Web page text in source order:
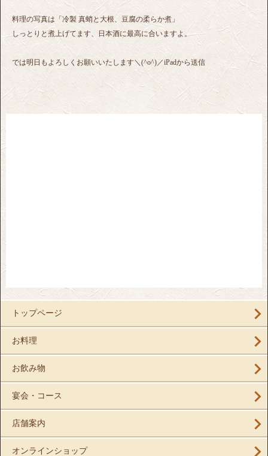
料理の写真は「冷製 真蛸と大根、豆腐の柔らか煮」
しっとりと煮上げてます、日本酒に最高に合いますよ。
では明日もよろしくお願いいたします＼(^o^)／iPadから送信
トップページ
お料理
お飲み物
宴会・コース
店舗案内
オンラインショップ